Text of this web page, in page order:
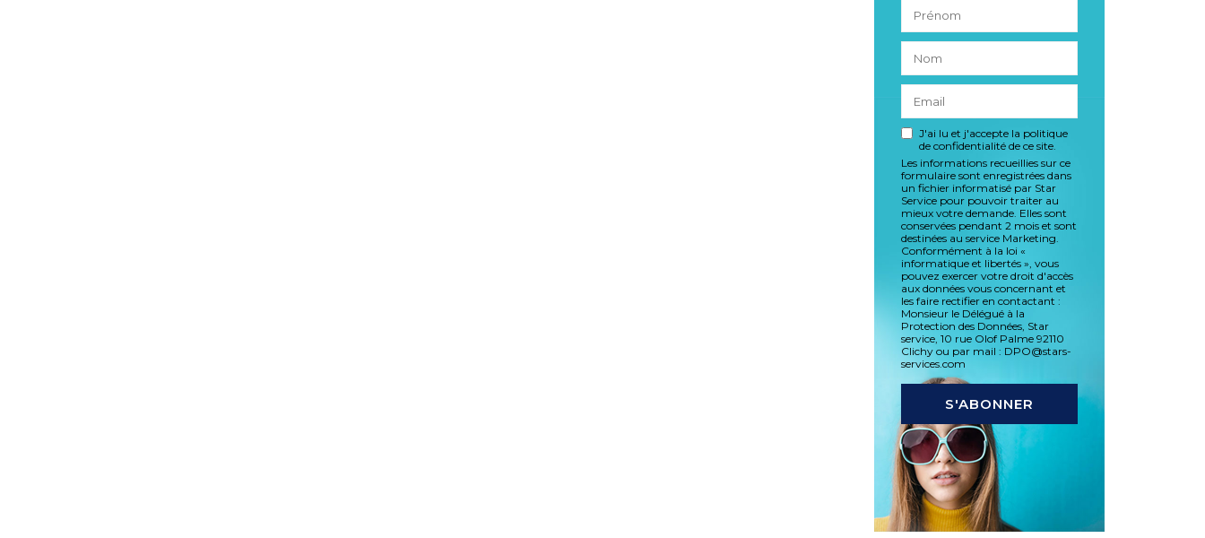
J'ai lu et j'accepte la politique
de confidentialité de ce site.
Les informations recueillies sur ce
formulaire sont enregistrées dans
un fichier informatisé par Star
Service pour pouvoir traiter au
mieux votre demande. Elles sont
conservées pendant 2 mois et sont
destinées au service Marketing.
Conformément à la loi «
informatique et libertés », vous
pouvez exercer votre droit d'accès
aux données vous concernant et
les faire rectifier en contactant :
Monsieur le Délégué à la
Protection des Données, Star
service, 10 rue Olof Palme 92110
Clichy ou par mail : DPO@stars-
services.com